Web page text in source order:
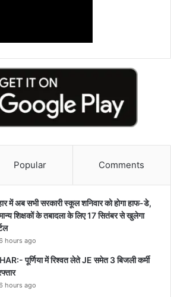
Popular Comments
में अब सभी सरकारी स्कूल शनिवार को होगा हाफ-डे,
शिक्षकों के तबादला के लिए 17 सितंबर से खुलेगा
hours ago
पूर्णिया में रिश्वत लेते JE समेत 3 बिजली कर्मी
hours ago